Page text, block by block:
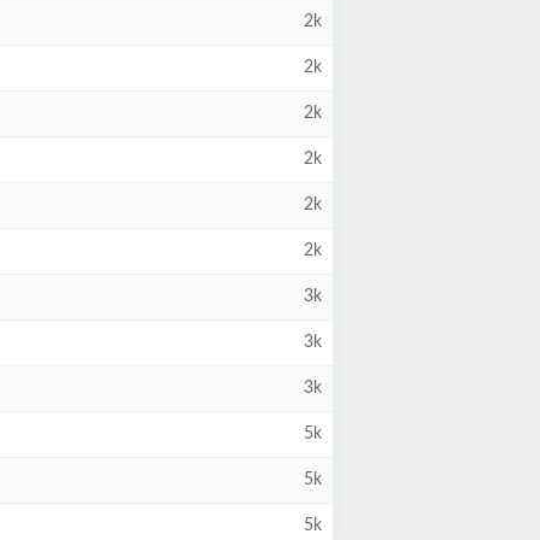
2k
2k
2k
2k
2k
2k
3k
3k
3k
5k
5k
5k